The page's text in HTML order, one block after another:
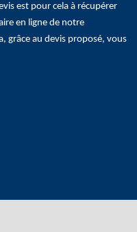
est pour cela à récupérer
en ligne de notre
grâce au devis proposé, vous